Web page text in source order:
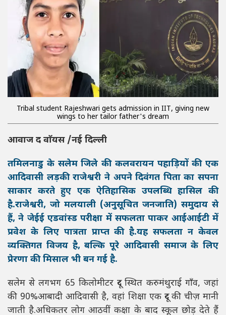
Tribal student Rajeshwari gets admission in IIT, giving new
wings to her tailor father's dream
आवाज द वाॅयस /नई दिल्ली
तमिलनाडु के सलेम जिले की कलवरायन पहाड़ियों की एक
आदिवासी लड़की राजेश्वरी ने अपने दिवंगत पिता का सपना
साकार करते हुए एक ऐतिहासिक उपलब्धि हासिल की
है.राजेश्वरी, जो मलयाली (अनुसूचित जनजाति) समुदाय से
हैं, ने जेईई एडवांस्ड परीक्षा में सफलता पाकर आईआईटी में
प्रवेश के लिए पात्रता प्राप्त की है.यह सफलता न केवल
व्यक्तिगत विजय है, बल्कि पूरे आदिवासी समाज के लिए
प्रेरणा की मिसाल भी बन गई है.
सलेम से लगभग 65 किलोमीटर दूर स्थित करुमंथुराई गाँव, जहां
की 90%आबादी आदिवासी है, वहां शिक्षा एक दूर की चीज़ मानी
जाती है.अधिकतर लोग आठवीं कक्षा के बाद स्कूल छोड़ देते हैं